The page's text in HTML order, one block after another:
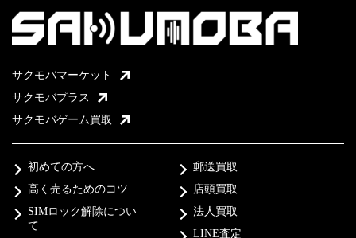
サクモバマーケット
サクモバプラス
サクモバゲーム買取
初めての方へ
高く売るためのコツ
SIMロック解除につい
て
郵送買取
店頭買取
法人買取
LINE査定